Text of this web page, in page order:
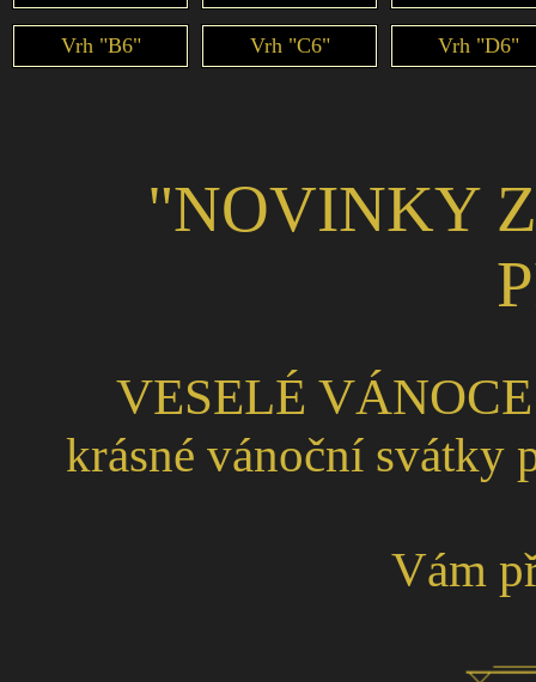
Vrh "B6" Vrh "C6" Vrh "D6"
"NOVINKY
VESELÉ
krásné vánoční svátky
Vám